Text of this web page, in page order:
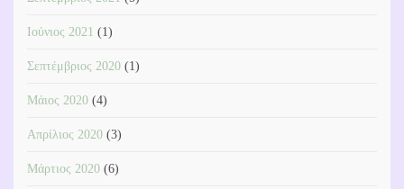
Ιούνιος 2021 (1)
Σεπτέμβριος 2020 (1)
Μάιος 2020 (4)
Απρίλιος 2020 (3)
Μάρτιος 2020 (6)